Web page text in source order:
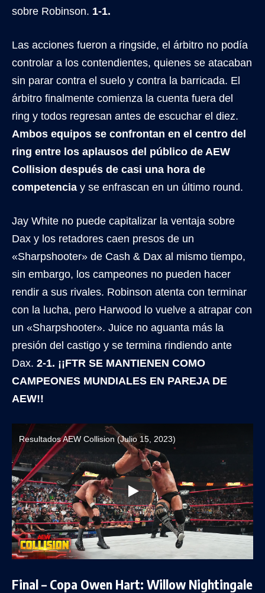
sobre Robinson. 1-1.
Las acciones fueron a ringside, el árbitro no podía
controlar a los contendientes, quienes se atacaban
sin parar contra el suelo y contra la barricada. El
árbitro finalmente comienza la cuenta fuera del
ring y todos regresan antes de escuchar el diez.
Ambos equipos se confrontan en el centro del
ring entre los aplausos del público de AEW
Collision después de casi una hora de
competencia y se enfrascan en un último round.
Jay White no puede capitalizar la ventaja sobre
Dax y los retadores caen presos de un
«Sharpshooter» de Cash & Dax al mismo tiempo,
sin embargo, los campeones no pueden hacer
rendir a sus rivales. Robinson atenta con terminar
con la lucha, pero Harwood lo vuelve a atrapar con
un «Sharpshooter». Juice no aguanta más la
presión del castigo y se termina rindiendo ante
Dax. 2-1. ¡¡FTR SE MANTIENEN COMO
CAMPEONES MUNDIALES EN PAREJA DE
AEW!!
Resultados AEW Collision (Julio 15, 2023)
Final – Copa Owen Hart: Willow Nightingale